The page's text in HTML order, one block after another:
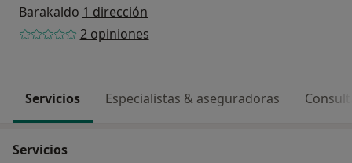
Barakaldo 1 dirección
2 opiniones
Servicios Especialistas & aseguradoras
Servicios